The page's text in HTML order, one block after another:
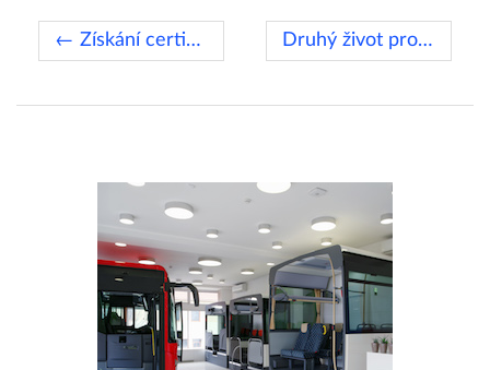
← Získání certifikátu Druhý život pro textilie →